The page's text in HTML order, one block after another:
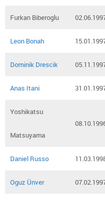
Furkan Biberoglu
Leon Bonah
Dominik Drescik
Anas Itani
Yoshikatsu
Matsuyama
Daniel Russo
Oguz Ünver